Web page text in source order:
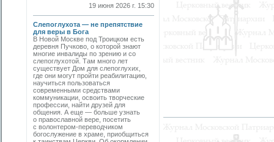
19 июня 2026 г. 15:30
Слепоглухота — не препятствие
для веры в Бога
В Новой Москве под Троицком есть
деревня Пучково, о которой знают
многие инвалиды по зрению и со
слепоглухотой. Там много лет
существует Дом для слепоглухих,
где они могут пройти реабилитацию,
научиться пользоваться
современными средствами
коммуникации, освоить творческие
профессии, найти друзей для
общения. А еще — больше узнать
о православной вере, посетить
с волонтером-переводчиком
богослужение в храме, приобщиться